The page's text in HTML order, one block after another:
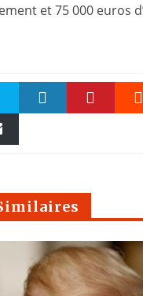
et 75 000 euros